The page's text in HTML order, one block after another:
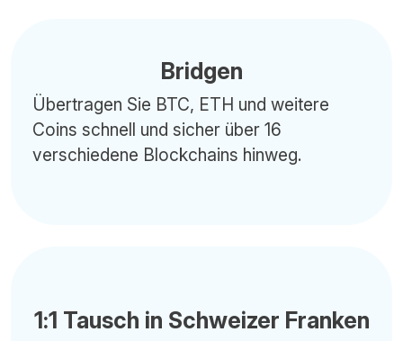
Bridgen
Übertragen Sie BTC, ETH und weitere
Coins schnell und sicher über 16
verschiedene Blockchains hinweg.
1:1 Tausch in Schweizer Franken